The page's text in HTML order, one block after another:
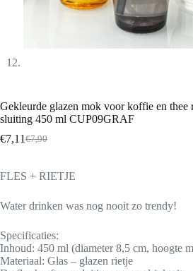
Gekleurde glazen mok voor koffie en thee
sluiting 450 ml CUP09GRAF
€7,90
€7,11
FLES + RIETJE
Water drinken was nog nooit zo trendy!
Specificaties:
Inhoud: 450 ml (diameter 8,5 cm, hoogte
Materiaal: Glas – glazen rietje